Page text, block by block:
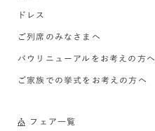
ドレス
ご列席のみなさまへ
バウリニューアルをお考えの方へ
ご家族での挙式をお考えの方へ
フェア一覧